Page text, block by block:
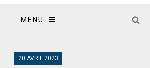
MENU
20 AVRIL 2023